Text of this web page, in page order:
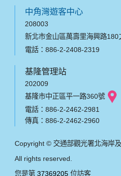
中角灣遊客中心
208003
新北市金山區萬壽里海興路180
電話：886-2-2408-2319
基隆管理站
202009
基隆市中正區平一路360號
電話：886-2-2462-2981
傳真：886-2-2462-2960
Copyright © 交通部觀光署北海岸
All rights reserved.
您是第 37369205 位訪客